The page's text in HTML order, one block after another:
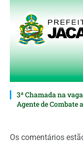
3ª Chamada na
Agente de Combate
Os comentários